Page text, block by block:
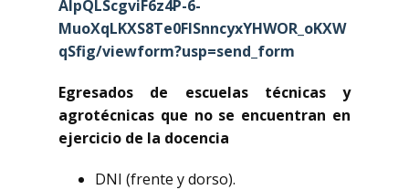
AIpQLScgviF6z4P-6-
MuoXqLKXS8Te0FISnncyxYHWOR_oKXW
qSfig/viewform?usp=send_form
Egresados de escuelas técnicas y
agrotécnicas que no se encuentran en
ejercicio de la docencia
DNI (frente y dorso).